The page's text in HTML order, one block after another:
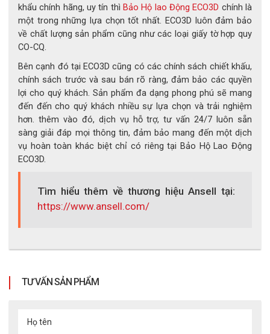
Ansell TouchNTuff® 92-600 là lựa chọn hàng đầu cho những
môi trường cần hiệu suất cao, độ bền và an toàn tuyệt đối.
Với công nghệ TNT™ chống hóa chất, độ mềm linh hoạt, không
chứa latex và chống tĩnh điện đạt chuẩn quốc tế, sản phẩm
cho người lao động.
Trang bị TouchNTuff® 92-600 – để mỗi thao tác của bạn luôn
chính xác, an toàn và chuyên nghiệp.
khẩu chính hãng, uy tín thì Bảo Hộ lao Động ECO3D chính là
một trong những lựa chọn tốt nhất. ECO3D luôn đảm bảo
về chất lượng sản phẩm cũng như các loại giấy tờ hợp quy
CO-CQ.
Bên cạnh đó tại ECO3D cũng có các chính sách chiết khấu,
chính sách trước và sau bán rõ ràng, đảm bảo các quyền
lợi cho quý khách. Sản phẩm đa dạng phong phú sẽ mang
đến đến cho quý khách nhiều sự lựa chọn và trải nghiệm
hơn. thêm vào đó, dịch vụ hỗ trợ, tư vấn 24/7 luôn sẵn
sàng giải đáp mọi thông tin, đảm bảo mang đến một dịch
vụ hoàn toàn khác biệt chỉ có riêng tại Bảo Hộ Lao Động
ECO3D.
Tìm hiểu thêm về thương hiệu Ansell tại:
https://www.ansell.com/
TƯ VẤN SẢN PHẨM
Họ tên